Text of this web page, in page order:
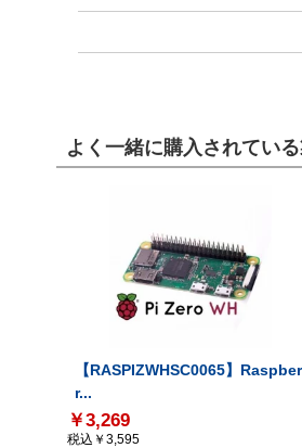
よく一緒に購入されてい
【RASPIZWHSC0065】Raspber
r...
￥3,269
税込￥3,595